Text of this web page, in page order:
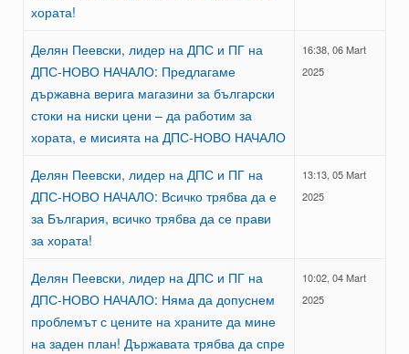
хората!
Делян Пеевски, лидер на ДПС и ПГ на
ДПС-НОВО НАЧАЛО: Предлагаме
държавна верига магазини за български
стоки на ниски цени – да работим за
хората, е мисията на ДПС-НОВО НАЧАЛО
16:38, 06 Mart
2025
Делян Пеевски, лидер на ДПС и ПГ на
ДПС-НОВО НАЧАЛО: Всичко трябва да е
за България, всичко трябва да се прави
за хората!
13:13, 05 Mart
2025
Делян Пеевски, лидер на ДПС и ПГ на
ДПС-НОВО НАЧАЛО: Няма да допуснем
проблемът с цените на храните да мине
на заден план! Държавата трябва да спре
10:02, 04 Mart
2025